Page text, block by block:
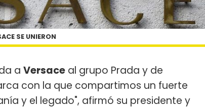
SE UNIERON
a Versace al grupo Prada y de
con la que compartimos un fuerte
y el legado", afirmó su presidente y